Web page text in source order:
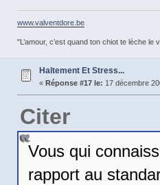
www.valventdore.be
"L’amour, c’est quand ton chiot te lèche
Haltement Et Stress...
« Réponse #17 le: 17 décembre
Citer
Vous qui
rapport au